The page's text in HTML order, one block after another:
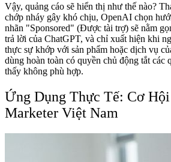
Vậy, quảng cáo sẽ hiển thị như thế nào?
chớp nháy gây khó chịu, OpenAI chọn
nhãn "Sponsored" (Được tài trợ) sẽ nằm
trả lời của ChatGPT, và chỉ xuất hiện khi
thực sự khớp với sản phẩm hoặc dịch vụ
dùng hoàn toàn có quyền chủ động tắt các
thấy không phù hợp.
Ứng Dụng Thực Tế: Cơ
Marketer Việt Nam